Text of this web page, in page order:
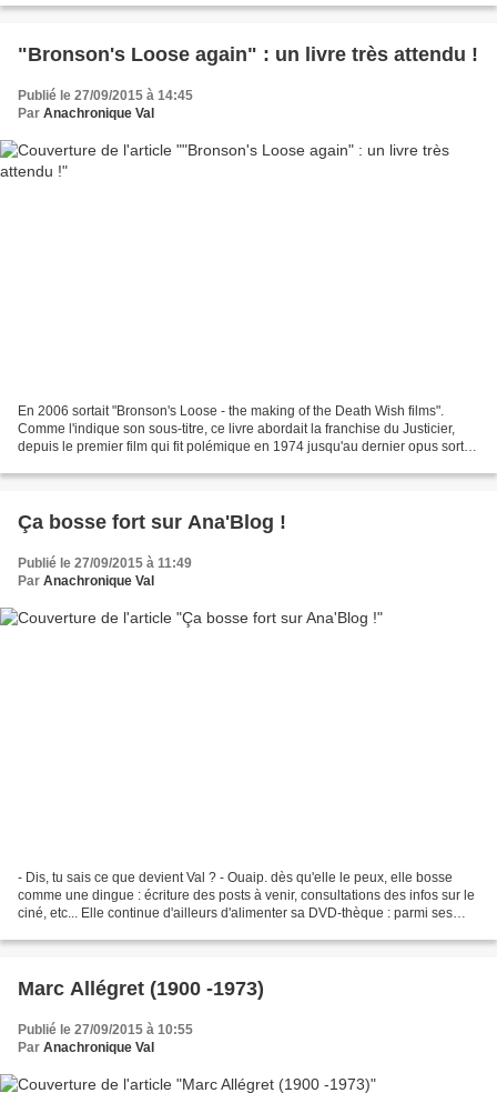
"Bronson's Loose again" : un livre très attendu !
Publié le 27/09/2015 à 14:45
Par Anachronique Val
En 2006 sortait "Bronson's Loose - the making of the Death Wish films".
Comme l'indique son sous-titre, ce livre abordait la franchise du Justicier,
depuis le premier film qui fit polémique en 1974 jusqu'au dernier opus sorti
Ça bosse fort sur Ana'Blog !
Publié le 27/09/2015 à 11:49
Par Anachronique Val
- Dis, tu sais ce que devient Val ? - Ouaip. dès qu'elle le peux, elle bosse
comme une dingue : écriture des posts à venir, consultations des infos sur le
ciné, etc... Elle continue d'ailleurs d'alimenter sa DVD-thèque : parmi ses
Marc Allégret (1900 -1973)
Publié le 27/09/2015 à 10:55
Par Anachronique Val